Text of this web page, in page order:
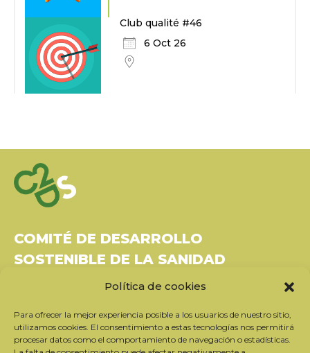
Política de cookies
Para ofrecer la mejor experiencia posible a los usuarios de nuestro sitio,
utilizamos cookies. El consentimiento a estas tecnologías nos permitirá
procesar datos como el comportamiento de navegación o estadísticas.
Club qualité #46
6 Oct 26
COMITÉ DE DESARROLLO
SOSTENIBLE DE LA SANIDAD
Bâtiment Le Rubixco, 1 rue Bernard Maris
Tel: 06 26 49 36 81 -
contact@c2ds.eu